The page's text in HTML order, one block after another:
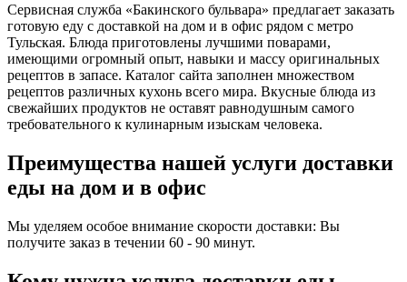
Сервисная служба «Бакинского бульвара» предлагает заказать
готовую еду с доставкой на дом и в офис рядом с метро
Тульская. Блюда приготовлены лучшими поварами,
имеющими огромный опыт, навыки и массу оригинальных
рецептов в запасе. Каталог сайта заполнен множеством
рецептов различных кухонь всего мира. Вкусные блюда из
свежайших продуктов не оставят равнодушным самого
требовательного к кулинарным изыскам человека.
Преимущества нашей услуги доставки
еды на дом и в офис
Мы уделяем особое внимание скорости доставки: Вы
получите заказ в течении 60 - 90 минут.